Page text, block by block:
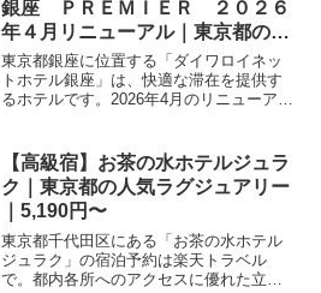
銀座 ＰＲＥＭＩＥＲ ２０２６
年４月リニューアル｜東京都のビ
ジネスホテル｜12,000円〜
東京都銀座に位置する「ダイワロイネッ
トホテル銀座」は、快適な滞在を提供す
るホテルです。2026年4月のリニューアル
ださい。
【高級宿】お茶の水ホテルジュラ
ク｜東京都の人気ラグジュアリー
｜5,190円〜
東京都千代田区にある「お茶の水ホテル
ジュラク」の宿泊予約は楽天トラベル
で。都内各所へのアクセスに優れた立地